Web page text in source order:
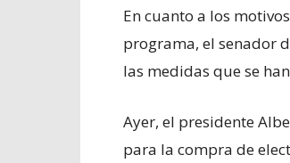
En cuanto a los
programa, el senador
las medidas que se
Ayer, el presidente
para la compra de